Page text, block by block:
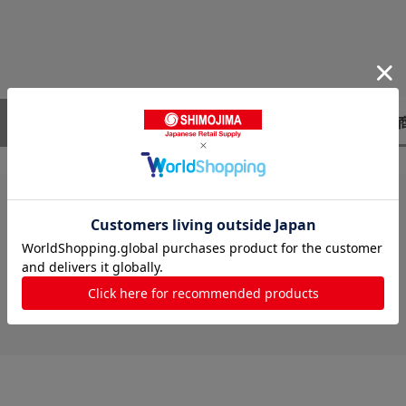
レビューはありません。